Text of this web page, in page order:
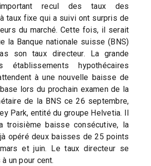
recul des taux des
taux fixe qui a suivi ont surpris de
du marché. Cette fois, il serait
la Banque nationale suisse (BNS)
son taux directeur. La grande
établissements hypothécaires
à une nouvelle baisse de
lors du prochain examen de la
de la BNS ce 26 septembre,
Park, entité du groupe Helvetia. Il
troisième baisse consécutive, la
opéré deux baisses de 25 points
et juin. Le taux directeur se
un pour cent.